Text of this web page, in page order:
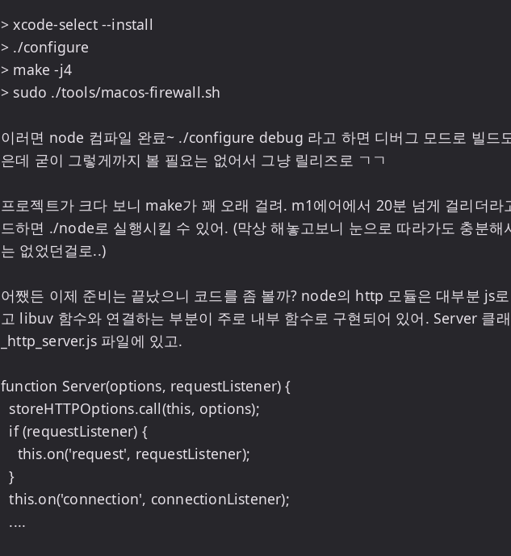
> xcode-select --install
> ./configure
> make -j4
> sudo ./tools/macos-firewall.sh
이러면 node 컴파일 완료~ ./configure debug 라고 하면 디버그 모드로 빌드
은데 굳이 그렇게까지 볼 필요는 없어서 그냥 릴리즈로 ㄱㄱ
프로젝트가 크다 보니 make가 꽤 오래 걸려. m1에어에서 20분 넘게 걸리더라
드하면 ./node로 실행시킬 수 있어. (막상 해놓고보니 눈으로 따라가도 충분해
는 없었던걸로..)
어쨌든 이제 준비는 끝났으니 코드를 좀 볼까? node의 http 모듈은 대부분 js
고 libuv 함수와 연결하는 부분이 주로 내부 함수로 구현되어 있어. Server 클
_http_server.js 파일에 있고.
function Server(options, requestListener) {
  }
  this.on('connection', connectionListener);